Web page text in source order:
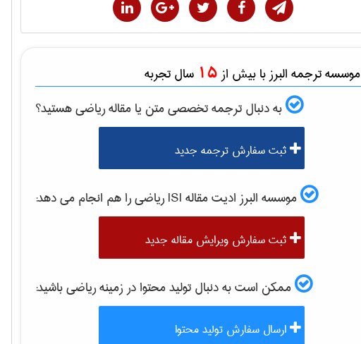
موسسه ترجمه البرز با بیش از 15 سال تجربه
به دنبال ترجمه تخصصی متن یا مقالهرياضیهستید؟
ثبت سفارش ترجمه جدید
موسسه البرز ادیت مقاله ISI رياضیرا هم انجام می دهد:
ثبت سفارش ویرایش مقاله جدید
ممکن است به دنبال تولید محتوا در زمینهرياضیباشید:
ارسال سفارش تولید محتوا